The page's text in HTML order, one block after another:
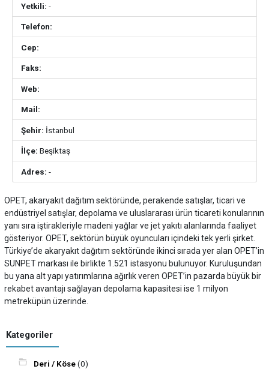
Yetkili: -
Telefon:
Cep:
Faks:
Web:
Mail:
Şehir: İstanbul
İlçe: Beşiktaş
Adres: -
OPET, akaryakıt dağıtım sektöründe, perakende satışlar, ticari ve
endüstriyel satışlar, depolama ve uluslararası ürün ticareti konularının
yanı sıra iştirakleriyle madeni yağlar ve jet yakıtı alanlarında faaliyet
gösteriyor. OPET, sektörün büyük oyuncuları içindeki tek yerli şirket.
Türkiye’de akaryakıt dağıtım sektöründe ikinci sırada yer alan OPET’in
SUNPET markası ile birlikte 1.521 istasyonu bulunuyor. Kuruluşundan
bu yana alt yapı yatırımlarına ağırlık veren OPET’in pazarda büyük bir
rekabet avantajı sağlayan depolama kapasitesi ise 1 milyon
metreküpün üzerinde.
Kategoriler
Deri / Köse(0)